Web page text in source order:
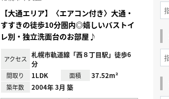
【大通エリア】〈エアコン付き〉大通・
すすきの徒歩10分圏内◎嬉しいバストイ
レ別・独立洗面台のお部屋♪
アクセス
札幌市軌道線「西８丁目駅」徒歩6
分
間取り 1LDK 面積 37.52m²
築年数 2004年 3月 築